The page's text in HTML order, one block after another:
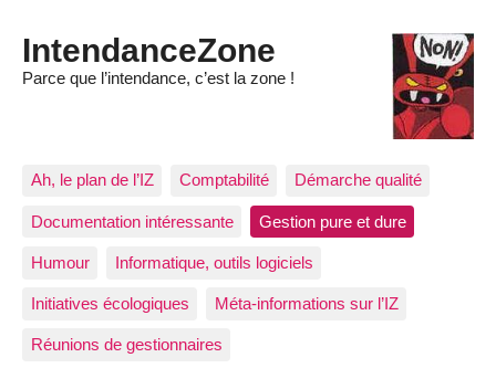
IntendanceZone
Parce que l’intendance, c’est la zone !
Ah, le plan de l’IZ Comptabilité Démarche qualité
Documentation intéressante Gestion pure et dure
Humour Informatique, outils logiciels
Initiatives écologiques Méta-informations sur l’IZ
Réunions de gestionnaires